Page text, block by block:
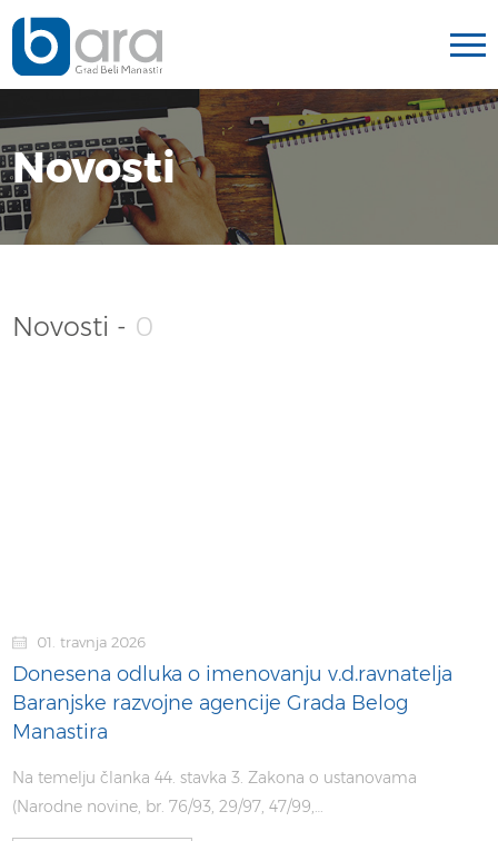
Novosti
Novosti - 0
01. travnja 2026
Donesena odluka o imenovanju v.d.ravnatelja
Baranjske razvojne agencije Grada Belog
Manastira
Na temelju članka 44. stavka 3. Zakona o ustanovama
(Narodne novine, br. 76/93, 29/97, 47/99,…